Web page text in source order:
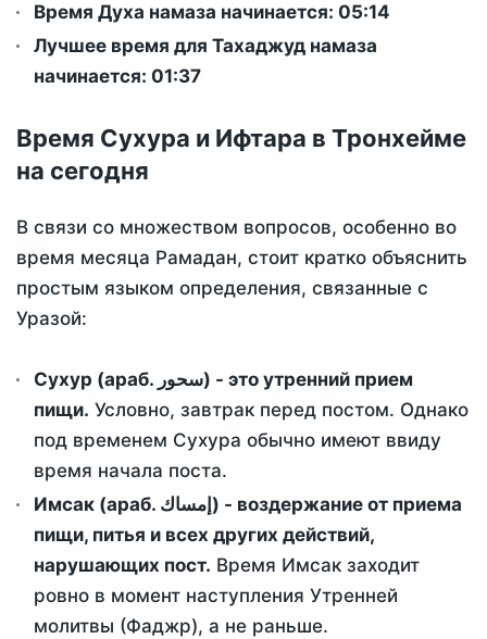
Время Духа намаза начинается: 05:14
Лучшее время для Тахаджуд намаза
начинается: 01:37
Время Сухура и Ифтара в Тронхейме
на сегодня
В связи со множеством вопросов, особенно во
время месяца Рамадан, стоит кратко объяснить
простым языком определения, связанные с
Уразой:
Сухур (араб. سحور) - это утренний прием
пищи. Условно, завтрак перед постом. Однако
под временем Сухура обычно имеют ввиду
время начала поста.
Имсак (араб. إمساك) - воздержание от приема
пищи, питья и всех других действий,
нарушающих пост. Время Имсак заходит
ровно в момент наступления Утренней
молитвы (Фаджр), а не раньше.